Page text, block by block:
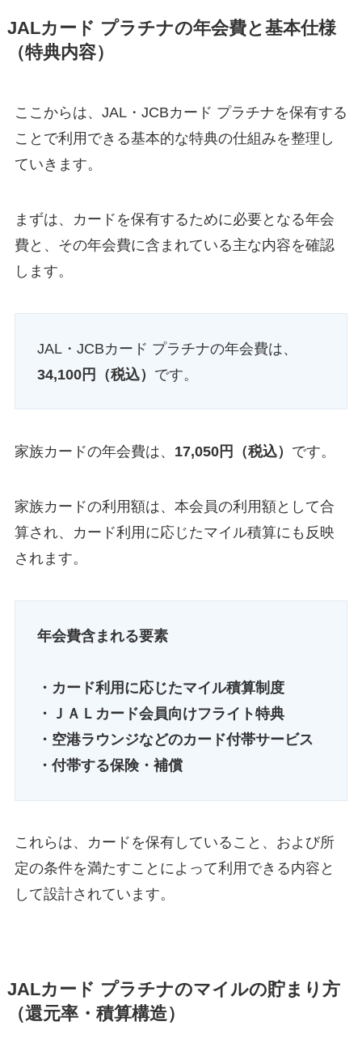
JALカード プラチナの年会費と基本仕様
（特典内容）
ここからは、JAL・JCBカード プラチナを保有する
ことで利用できる基本的な特典の仕組みを整理し
ていきます。
まずは、カードを保有するために必要となる年会
費と、その年会費に含まれている主な内容を確認
します。
JAL・JCBカード プラチナの年会費は、
34,100円（税込） です。
家族カードの年会費は、 17,050円（税込） です。
家族カードの利用額は、本会員の利用額として合
算され、カード利用に応じたマイル積算にも反映
されます。
年会費含まれる要素
・カード利用に応じたマイル積算制度
・ＪＡＬカード会員向けフライト特典
・空港ラウンジなどのカード付帯サービス
・付帯する保険・補償
これらは、カードを保有していること、および所
定の条件を満たすことによって利用できる内容と
して設計されています。
JALカード プラチナのマイルの貯まり方
（還元率・積算構造）